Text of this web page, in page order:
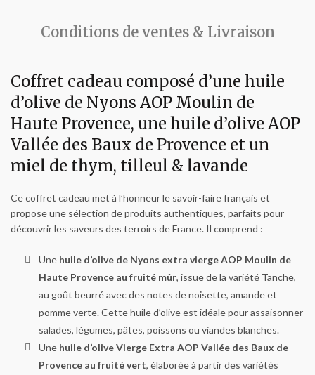
Conditions de ventes & Livraison
Coffret cadeau composé d’une huile
d’olive de Nyons AOP Moulin de
Haute Provence, une huile d’olive AOP
Vallée des Baux de Provence et un
miel de thym, tilleul & lavande
Ce coffret cadeau met à l’honneur le savoir-faire français et
propose une sélection de produits authentiques, parfaits pour
découvrir les saveurs des terroirs de France. Il comprend :
Une huile d’olive de Nyons extra vierge AOP Moulin de
Haute Provence au fruité mûr, issue de la variété Tanche,
au goût beurré avec des notes de noisette, amande et
pomme verte. Cette huile d’olive est idéale pour assaisonner
salades, légumes, pâtes, poissons ou viandes blanches.
Une huile d’olive Vierge Extra AOP Vallée des Baux de
Provence au fruité vert, élaborée à partir des variétés